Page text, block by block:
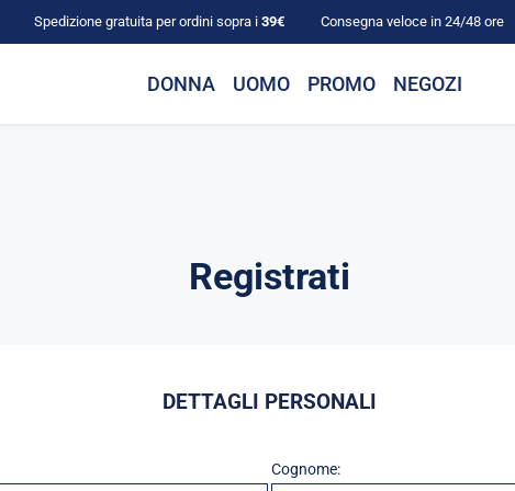
Spedizione gratuita per ordini sopra i 39€ Consegna veloce in 24/48 ore
DONNA UOMO PROMO NEGOZI
Registrati
DETTAGLI PERSONALI
Cognome: